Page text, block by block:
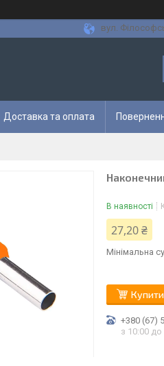
вул.
Доставка та оплата
В наявності
27,20 ₴
Мінімальна
Купити
+380 (67)
з 10:00 до